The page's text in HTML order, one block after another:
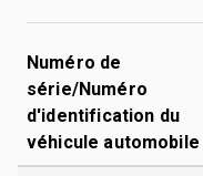
Numéro de
série/Numéro
d'identification du
véhicule automobile